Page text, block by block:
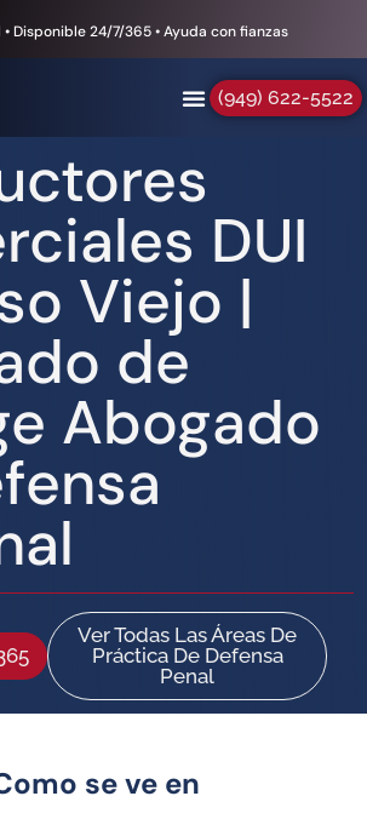
Disponible 24/7/365 • Ayuda con fianzas
(949) 622-5522
DUI
Viejo |
de
Abogado
Ver Todas Las Áreas De
Práctica De Defensa
Penal
se ve en